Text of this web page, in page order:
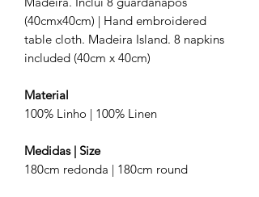
(40cmx40cm) | Hand embroidered
table cloth. Madeira Island. 8 napkins
included (40cm x 40cm)
Material
100% Linho | 100% Linen
Medidas | Size
180cm redonda | 180cm round